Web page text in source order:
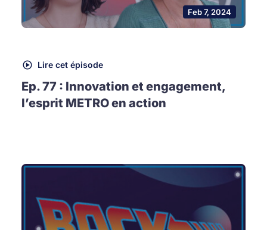
Feb 7, 2024
Lire cet épisode
Ep. 77 : Innovation et engagement,
l’esprit METRO en action